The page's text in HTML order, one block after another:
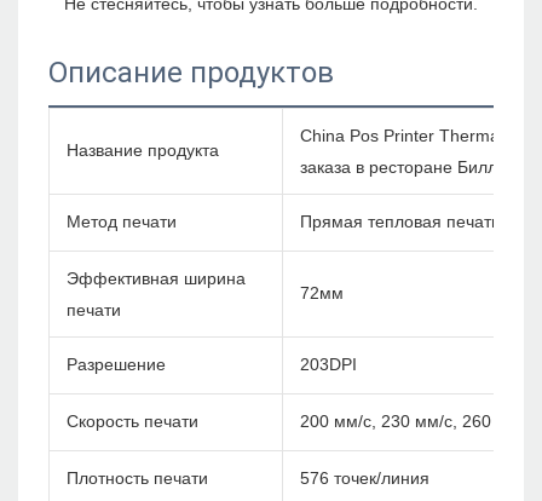
Описание продуктов
Название продукта
China Pos Printer Thermal 3 -
заказа в ресторане Билл
Метод печати Прямая тепловая печать
Эффективная ширина
печати
72мм
Разрешение 203DPI
Скорость печати 200 мм/с, 230 мм/с, 260 мм/с
Плотность печати 576 точек/линия